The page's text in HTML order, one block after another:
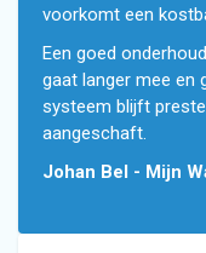
voorkomt een
Een goed
gaat langer mee en
systeem blijft
aangeschaft.
Johan Bel - Mijn